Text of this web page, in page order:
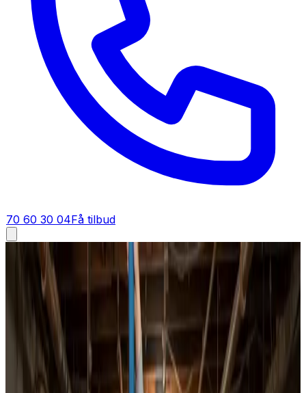
70 60 30 04Få tilbud
Ventilationsrens i Aalborg
Ventilationsrens i Aalborg
Ventilationsrens i Aalborg for boliger, boligforeninger og
erhverv. Vi gennemgår anlægget, renser kanaler og
aggregat til bunds og indregulerer luftmængderne, så du
mærker forskellen med det samme.